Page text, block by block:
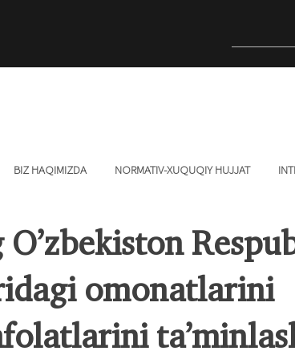
BIZ HAQIMIZDA NORMATIV-XUQUQIY HUJJAT
omonаtlаrini